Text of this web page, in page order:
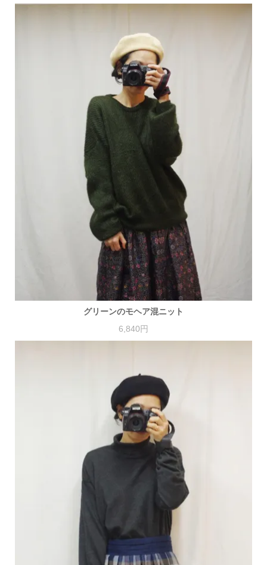
グリーンのモヘア混ニット
6,840円